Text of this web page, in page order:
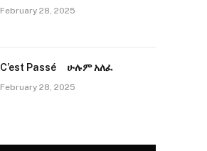
February 28, 2025
C’est Passé ሁሉም አለፈ
February 28, 2025